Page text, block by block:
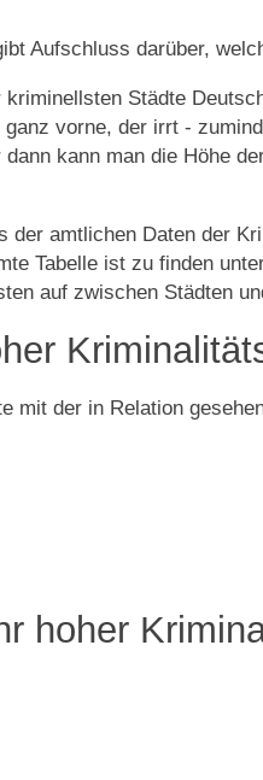
Aufschluss darüber,
Städte
vorne, der irrt -
kann man die Höhe
der amtlichen Daten der
Tabelle ist zu finden
auf zwischen Städten
mit der in Relation
hoher